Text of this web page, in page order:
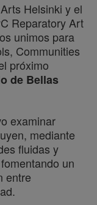
Helsinki y el
Reparatory Art
unimos para
Communities
próximo
de Bellas
examinar
mediante
fluidas y
un
entre